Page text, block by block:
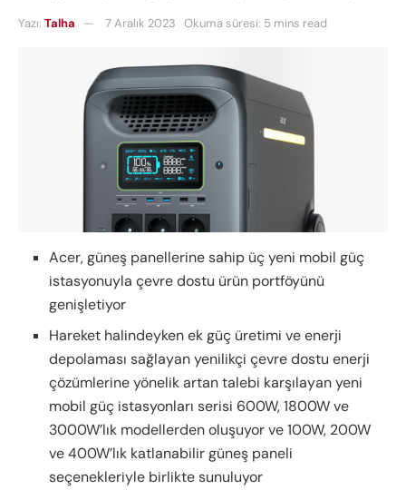
Yazı: Talha 7 Aralık 2023 Okuma süresi: 5 mins read
Acer, güneş panellerine sahip üç yeni mobil güç
istasyonuyla çevre dostu ürün portföyünü
genişletiyor
Hareket halindeyken ek güç üretimi ve enerji
depolaması sağlayan yenilikçi çevre dostu enerji
çözümlerine yönelik artan talebi karşılayan yeni
mobil güç istasyonları serisi 600W, 1800W ve
3000W’lık modellerden oluşuyor ve 100W, 200W
ve 400W’lık katlanabilir güneş paneli
seçenekleriyle birlikte sunuluyor